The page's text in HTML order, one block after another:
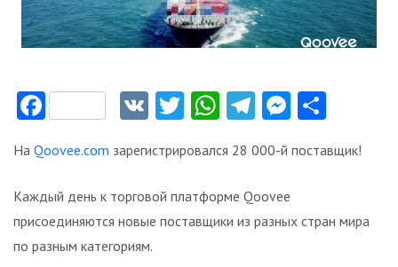
FacebookVK Twitter
WhatsApp
Telegram
На Qoovee.com зарегистрировался 28 000-й поставщик!
Каждый день к торговой платформе Qoovee
присоединяются новые поставщики из разных стран мира
по разным категориям.